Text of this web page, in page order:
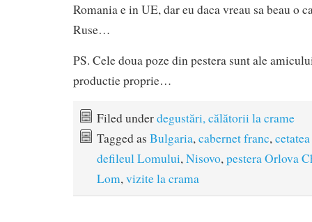
Romania e in UE, dar eu daca vreau sa beau o
Ruse…
PS. Cele doua poze din pestera sunt ale
productie proprie…
Filed underdegustări, călătorii la crame
Tagged as Bulgaria,cabernet franc,
defileul Lomului,Nisovo,pestera Orlova
Lom,vizite la crama